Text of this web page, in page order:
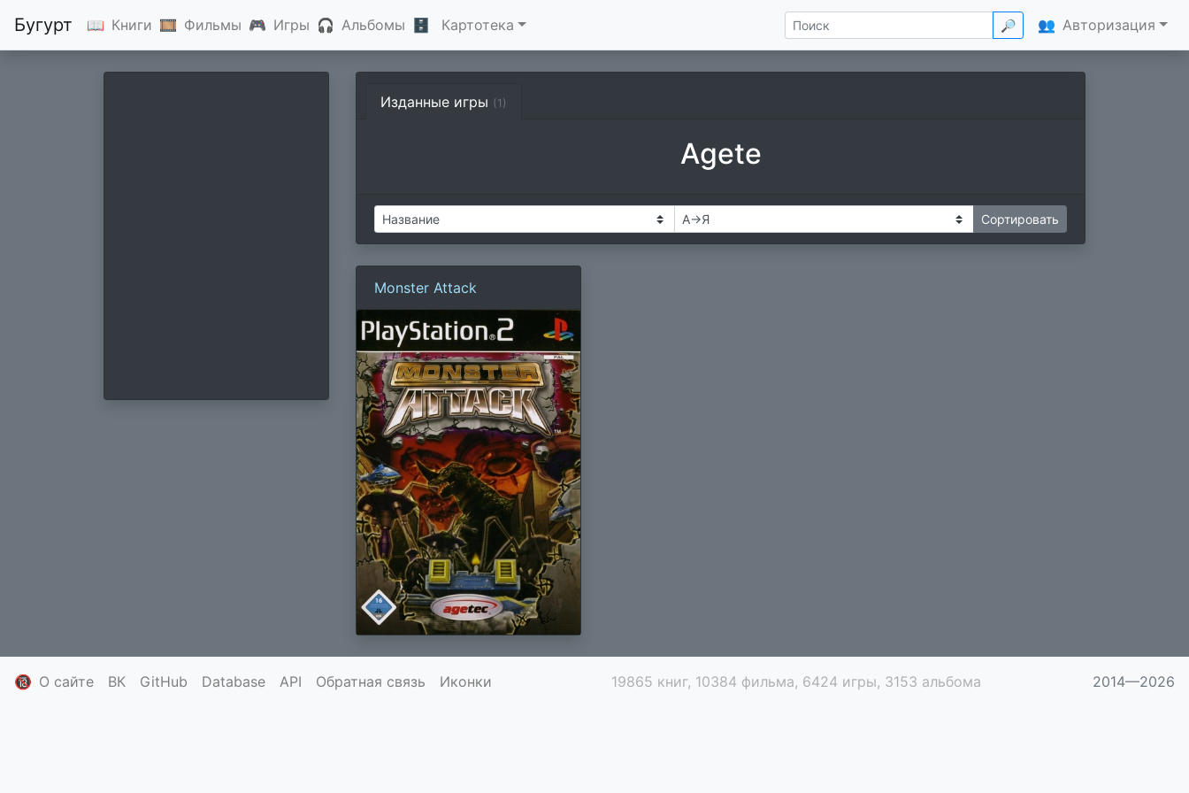
Бугурт 📖 Книги 🎞 Фильмы 🎮 Игры 🎧 Альбомы 🗄 Картотека 🔎 👥 Авторизация
Изданные игры (1)
Agete
Monster Attack
🔞 О сайте ВК GitHub Database API Обратная связь Иконки 19865 книг, 10384 фильма, 6424 игры, 3153 альбома 2014—2026